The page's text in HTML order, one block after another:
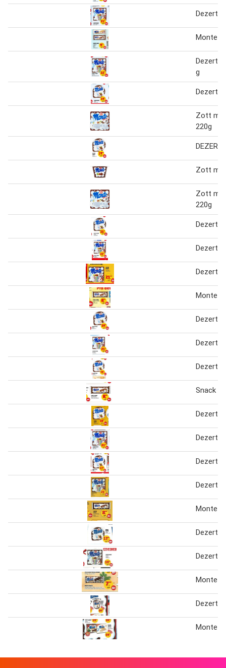
Dezert
Monte
Dezert
g
Dezert
Zott
220g
DEZERT
Zott
Zott
220g
Dezert
Dezert
Dezert
Monte
Dezert
Dezert
Dezert
Snack
Dezert
Dezert
Dezert
Dezert
Monte
Dezert
Dezert
Monte
Dezert
Monte